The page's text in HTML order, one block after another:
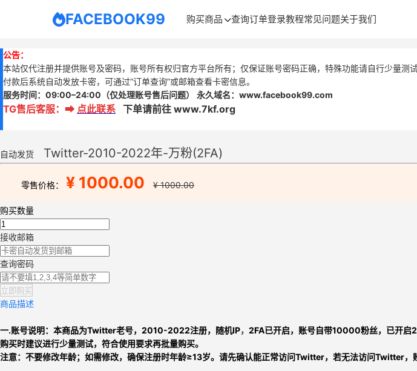
FACEBOOK99 购买商品 查询订单登录教程常见问题关于我们
公告：
本站仅代注册并提供账号及密码，账号所有权归官方平台所有；仅保证账号密码正确，特殊功能请自行少量测试
付款后系统自动发放卡密，可通过“订单查询”或邮箱查看卡密信息。
服务时间： 09:00–24:00 （仅处理账号售后问题） 永久域名：www.facebook99.com
TG售后客服： ➡ 点此联系 下单请前往 www.7kf.org
自动发货 Twitter-2010-2022年-万粉(2FA)
零售价格： ¥ 1000.00 ¥ 1000.00
购买数量
接收邮箱
查询密码
立即购买
商品描述
一.账号说明： 本商品为Twitter老号， 2010-2022注册， 随机IP， 2FA已开启， 账号自带10000粉丝，已开启
购买时建议进行少量测试，符合使用要求再批量购买。
注意： 不要修改年龄；如需修改，确保注册时年龄≥13岁。 请先确认能正常访问Twitter， 若无法访问Twitter，